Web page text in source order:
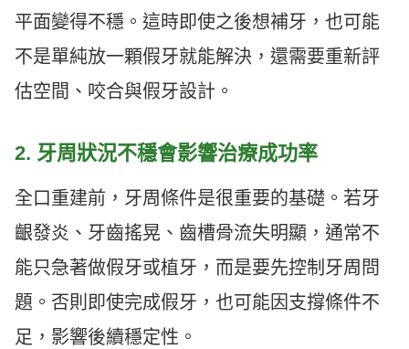
平面變得不穩。這時即使之後想補牙，也可能
不是單純放一顆假牙就能解決，還需要重新評
估空間、咬合與假牙設計。
2. 牙周狀況不穩會影響治療成功率
全口重建前，牙周條件是很重要的基礎。若牙
齦發炎、牙齒搖晃、齒槽骨流失明顯，通常不
能只急著做假牙或植牙，而是要先控制牙周問
題。否則即使完成假牙，也可能因支撐條件不
足，影響後續穩定性。